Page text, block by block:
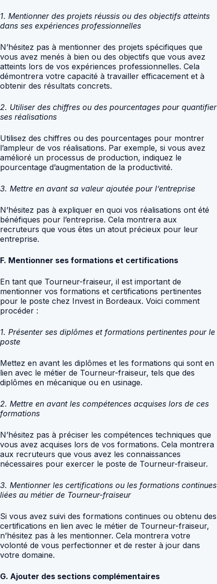
1. Mentionner des projets réussis ou des objectifs atteints
dans ses expériences professionnelles
N’hésitez pas à mentionner des projets spécifiques que
vous avez menés à bien ou des objectifs que vous avez
atteints lors de vos expériences professionnelles. Cela
démontrera votre capacité à travailler efficacement et à
obtenir des résultats concrets.
2. Utiliser des chiffres ou des pourcentages pour quantifier
ses réalisations
Utilisez des chiffres ou des pourcentages pour montrer
l’ampleur de vos réalisations. Par exemple, si vous avez
amélioré un processus de production, indiquez le
pourcentage d’augmentation de la productivité.
3. Mettre en avant sa valeur ajoutée pour l’entreprise
N’hésitez pas à expliquer en quoi vos réalisations ont été
bénéfiques pour l’entreprise. Cela montrera aux
recruteurs que vous êtes un atout précieux pour leur
entreprise.
F. Mentionner ses formations et certifications
En tant que Tourneur-fraiseur, il est important de
mentionner vos formations et certifications pertinentes
pour le poste chez Invest in Bordeaux. Voici comment
procéder :
1. Présenter ses diplômes et formations pertinentes pour le
poste
Mettez en avant les diplômes et les formations qui sont en
lien avec le métier de Tourneur-fraiseur, tels que des
diplômes en mécanique ou en usinage.
2. Mettre en avant les compétences acquises lors de ces
formations
N’hésitez pas à préciser les compétences techniques que
vous avez acquises lors de vos formations. Cela montrera
aux recruteurs que vous avez les connaissances
nécessaires pour exercer le poste de Tourneur-fraiseur.
3. Mentionner les certifications ou les formations continues
liées au métier de Tourneur-fraiseur
Si vous avez suivi des formations continues ou obtenu des
certifications en lien avec le métier de Tourneur-fraiseur,
n’hésitez pas à les mentionner. Cela montrera votre
volonté de vous perfectionner et de rester à jour dans
votre domaine.
G. Ajouter des sections complémentaires